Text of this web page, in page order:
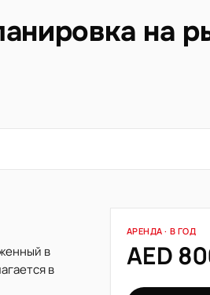
на
в
в
АРЕНДА · В ГОД
AED